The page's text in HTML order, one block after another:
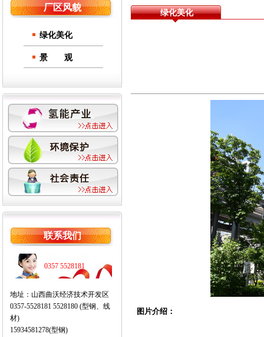
厂区风貌
绿化美化
景 观
联系我们
0357 5528181
地址：山西曲沃经济技术开发区
0357-5528181 5528180 (型钢、线
材)
15934581278(型钢)
绿化美化
图片介绍：